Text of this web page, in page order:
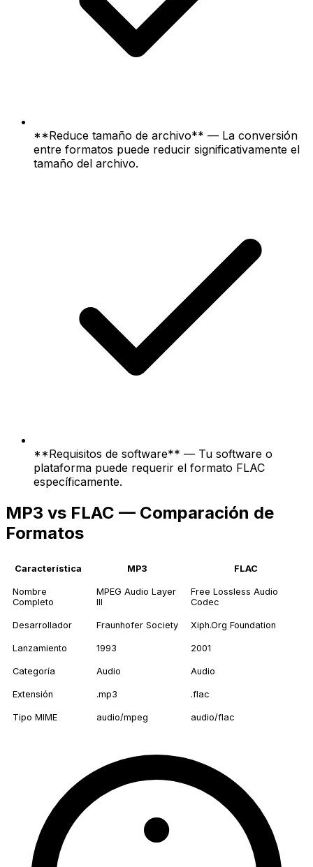
**Reduce tamaño de archivo** — La conversión
entre formatos puede reducir significativamente el
tamaño del archivo.
**Requisitos de software** — Tu software o
plataforma puede requerir el formato FLAC
específicamente.
MP3 vs FLAC — Comparación de
Formatos
Característica MP3 FLAC
Nombre
Completo
MPEG Audio Layer
III
Free Lossless Audio
Codec
Desarrollador Fraunhofer Society Xiph.Org Foundation
Lanzamiento 1993 2001
Categoría Audio Audio
Extensión .mp3 .flac
Tipo MIME audio/mpeg audio/flac